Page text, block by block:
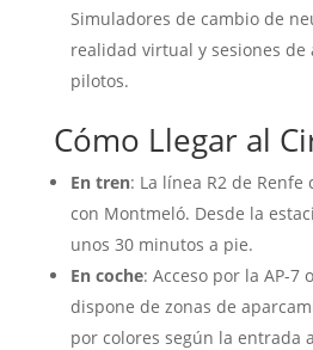
Simuladores de cambio de
realidad virtual y sesiones de
pilotos.
Cómo Llegar al
En tren: La línea R2 de Renfe
con Montmeló. Desde la
unos 30 minutos a pie.
En coche: Acceso por la AP-7
dispone de zonas de
por colores según la entrada